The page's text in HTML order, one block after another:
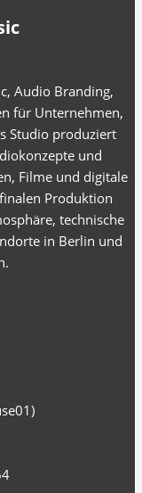
Audio Branding,
für Unternehmen,
Studio produziert
und
Filme und digitale
Produktion
technische
in Berlin und